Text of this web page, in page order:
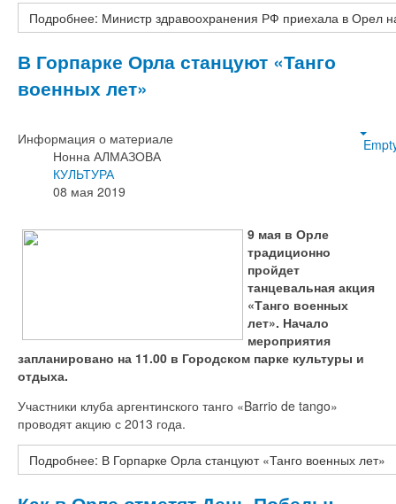
Подробнее: Министр здравоохранения РФ приехала в Орел
В Горпарке Орла станцуют «Танго
военных лет»
Информация о материале
Нонна АЛМАЗОВА
КУЛЬТУРА
08 мая 2019
9 мая в Орле
традиционно
пройдет
танцевальная акция
«Танго военных
лет». Начало
мероприятия
запланировано на 11.00 в Городском парке культуры и
отдыха.
Участники клуба аргентинского танго «Barrio de tango»
проводят акцию с 2013 года.
Подробнее: В Горпарке Орла станцуют «Танго военных лет»